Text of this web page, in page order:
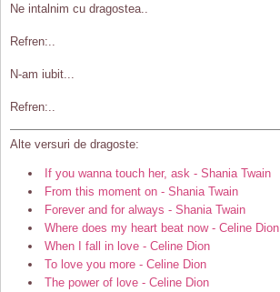
Ne intalnim cu dragostea..
Refren:..
N-am iubit...
Refren:..
Alte versuri de dragoste:
If you wanna touch her, ask - Shania Twain
From this moment on - Shania Twain
Forever and for always - Shania Twain
Where does my heart beat now - Celine Dion
When I fall in love - Celine Dion
To love you more - Celine Dion
The power of love - Celine Dion